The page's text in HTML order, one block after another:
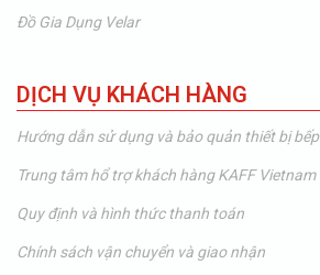
Đồ Gia Dụng Velar
DỊCH VỤ KHÁCH HÀNG
Hướng dẫn sử dụng và bảo quản thiết bị bếp
Trung tâm hổ trợ khách hàng KAFF Vietnam
Quy định và hình thức thanh toán
Chính sách vận chuyển và giao nhận